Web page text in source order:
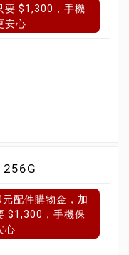
要 $1,300，手機
安心
元配件購物金，加
$1,300，手機保
心